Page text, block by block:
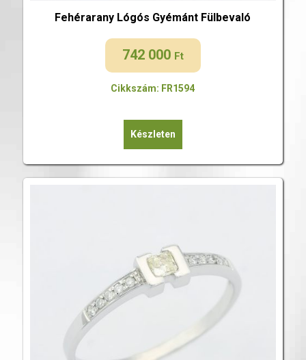
Fehérarany Lógós Gyémánt Fülbevaló
742 000 Ft
Cikkszám: FR1594
Készleten